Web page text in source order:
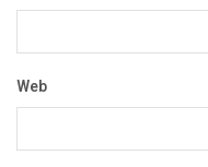
Web